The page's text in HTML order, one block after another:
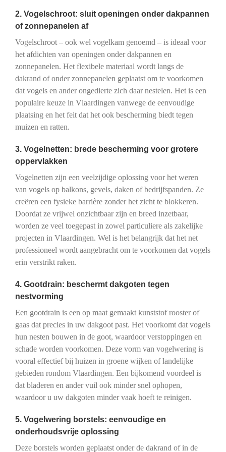
2. Vogelschroot: sluit openingen onder dakpannen
of zonnepanelen af
Vogelschroot – ook wel vogelkam genoemd – is ideaal voor
het afdichten van openingen onder dakpannen en
zonnepanelen. Het flexibele materiaal wordt langs de
dakrand of onder zonnepanelen geplaatst om te voorkomen
dat vogels en ander ongedierte zich daar nestelen. Het is een
populaire keuze in Vlaardingen vanwege de eenvoudige
plaatsing en het feit dat het ook bescherming biedt tegen
muizen en ratten.
3. Vogelnetten: brede bescherming voor grotere
oppervlakken
Vogelnetten zijn een veelzijdige oplossing voor het weren
van vogels op balkons, gevels, daken of bedrijfspanden. Ze
creëren een fysieke barrière zonder het zicht te blokkeren.
Doordat ze vrijwel onzichtbaar zijn en breed inzetbaar,
worden ze veel toegepast in zowel particuliere als zakelijke
projecten in Vlaardingen. Wel is het belangrijk dat het net
professioneel wordt aangebracht om te voorkomen dat vogels
erin verstrikt raken.
4. Gootdrain: beschermt dakgoten tegen
nestvorming
Een gootdrain is een op maat gemaakt kunststof rooster of
gaas dat precies in uw dakgoot past. Het voorkomt dat vogels
hun nesten bouwen in de goot, waardoor verstoppingen en
schade worden voorkomen. Deze vorm van vogelwering is
vooral effectief bij huizen in groene wijken of landelijke
gebieden rondom Vlaardingen. Een bijkomend voordeel is
dat bladeren en ander vuil ook minder snel ophopen,
waardoor u uw dakgoten minder vaak hoeft te reinigen.
5. Vogelwering borstels: eenvoudige en
onderhoudsvrije oplossing
Deze borstels worden geplaatst onder de dakrand of in de